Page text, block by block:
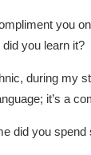
you
you learn it?
during my
it’s a
did you spend